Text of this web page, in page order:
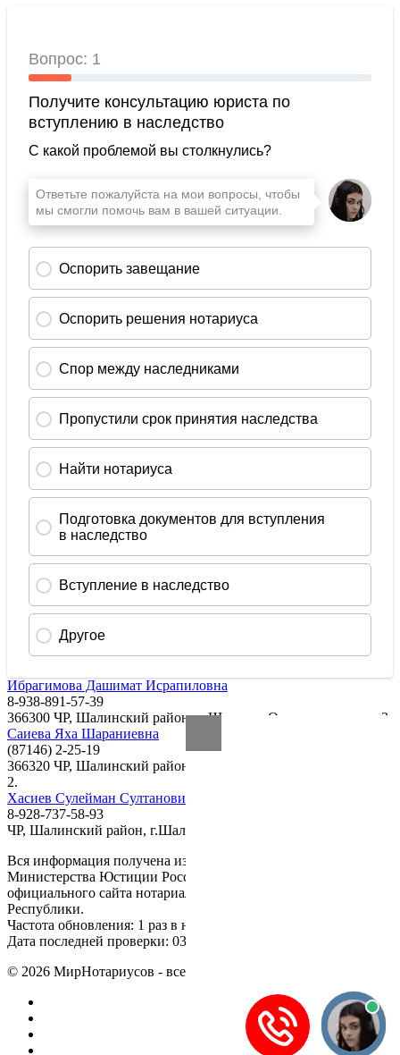
Ибрагимова Дашимат Исрапиловна
8-938-891-57-39
366300 ЧР, Шалинский район, г. Шали, ул.Орджоникидзе, д. 3
Саиева Яха Шараниевна
(87146) 2-25-19
366320 ЧР, Шалинский район, г. Шали, ул. Учительская, 1, кв.
2.
Хасиев Сулейман Султанович
8-928-737-58-93
ЧР, Шалинский район, г.Шали, ул.Ленина
Вся информация получена из открытого реестра
Министерства Юстиции Российской Федерации и с
официального сайта нотариальной палаты Чеченской
Республики.
Частота обновления: 1 раз в неделю.
Дата последней проверки: 03.08.2026
© 2026 МирНотариусов - все права зашищены